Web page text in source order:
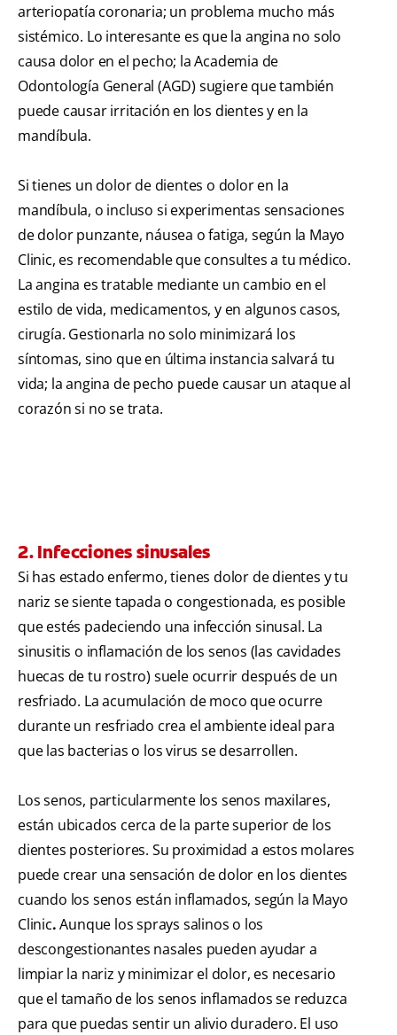
arteriopatía coronaria; un problema mucho más
sistémico. Lo interesante es que la angina no solo
causa dolor en el pecho; la Academia de
Odontología General (AGD) sugiere que también
puede causar irritación en los dientes y en la
mandíbula.
Si tienes un dolor de dientes o dolor en la
mandíbula, o incluso si experimentas sensaciones
de dolor punzante, náusea o fatiga, según la Mayo
Clinic, es recomendable que consultes a tu médico.
La angina es tratable mediante un cambio en el
estilo de vida, medicamentos, y en algunos casos,
cirugía. Gestionarla no solo minimizará los
síntomas, sino que en última instancia salvará tu
vida; la angina de pecho puede causar un ataque al
corazón si no se trata.
2. Infecciones sinusales
Si has estado enfermo, tienes dolor de dientes y tu
nariz se siente tapada o congestionada, es posible
que estés padeciendo una infección sinusal. La
sinusitis o inflamación de los senos (las cavidades
huecas de tu rostro) suele ocurrir después de un
resfriado. La acumulación de moco que ocurre
durante un resfriado crea el ambiente ideal para
que las bacterias o los virus se desarrollen.
Los senos, particularmente los senos maxilares,
están ubicados cerca de la parte superior de los
dientes posteriores. Su proximidad a estos molares
puede crear una sensación de dolor en los dientes
cuando los senos están inflamados, según la Mayo
Clinic.Aunque los sprays salinos o los
descongestionantes nasales pueden ayudar a
limpiar la nariz y minimizar el dolor, es necesario
que el tamaño de los senos inflamados se reduzca
para que puedas sentir un alivio duradero. El uso